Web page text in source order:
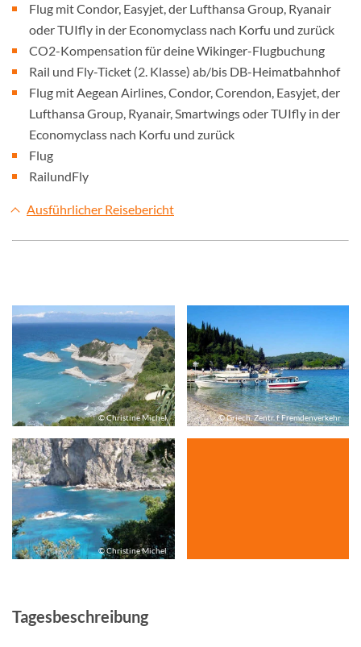
Flug mit Condor, Easyjet, der Lufthansa Group, Ryanair
oder TUIfly in der Economyclass nach Korfu und zurück
CO2-Kompensation für deine Wikinger-Flugbuchung
Rail und Fly-Ticket (2. Klasse) ab/bis DB-Heimatbahnhof
Flug mit Aegean Airlines, Condor, Corendon, Easyjet, der
Lufthansa Group, Ryanair, Smartwings oder TUIfly in der
Economyclass nach Korfu und zurück
Flug
RailundFly
Ausführlicher Reisebericht
© Christine Michel © Griech. Zentr. f. Fremdenverkehr
© Christine Michel
Tagesbeschreibung